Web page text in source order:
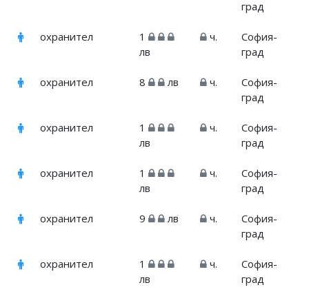
град
охранител
1
лв
ч.
София-
град
охранител 8 лв ч.
София-
град
охранител
1
лв
ч.
София-
град
охранител
1
лв
ч.
София-
град
охранител 9 лв ч.
София-
град
охранител
1
лв
ч.
София-
град